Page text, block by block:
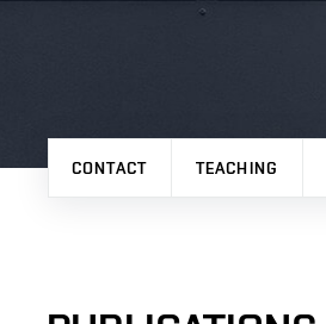
CONTACT TEACHING